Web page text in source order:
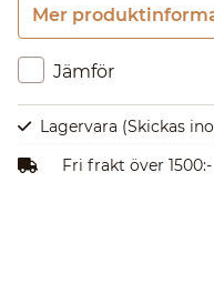
Mer
Jämför
Lagervara (Skickas
Fri frakt över 1500:-